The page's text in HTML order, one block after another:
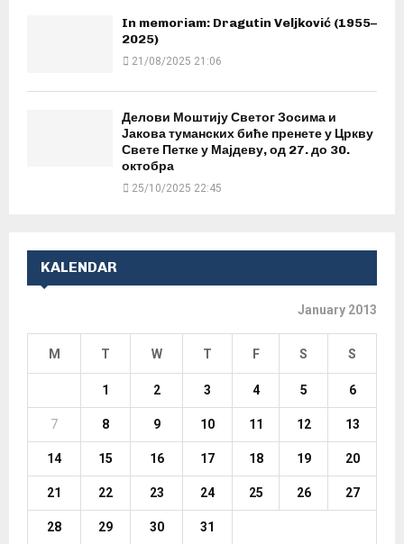
In memoriam: Dragutin Veljković (1955–
2025)
21/08/2025 21:06
Делови Моштију Светог Зосима и
Јакова туманских биће пренете у Цркву
Свете Петке у Мајдеву, од 27. до 30.
октобра
25/10/2025 22:45
KALENDAR
January 2013
M T W T F S S
1 2 3 4 5 6
7 8 9 10 11 12 13
14 15 16 17 18 19 20
21 22 23 24 25 26 27
28 29 30
31